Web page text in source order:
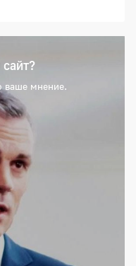
ваше мнение.